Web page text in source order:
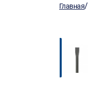
Главная/